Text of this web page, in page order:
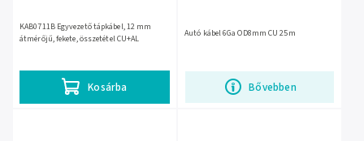
Kosárba
KAB0711B Egyvezető tápkábel, 12 mm
átmérőjű, fekete, összetétel CU+AL
Bővebben
Autó kábel 6Ga OD8mm CU 25m